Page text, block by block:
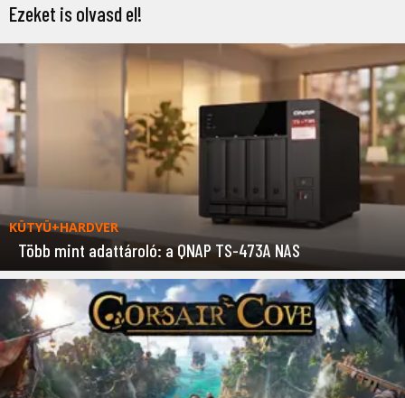
Ezeket is olvasd el!
KÜTYÜ+HARDVER
Több mint adattároló: a QNAP TS-473A NAS